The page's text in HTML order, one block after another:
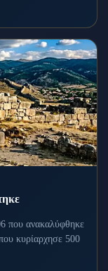
που ανακαλύφθηκε
κυρίαρχησε 500